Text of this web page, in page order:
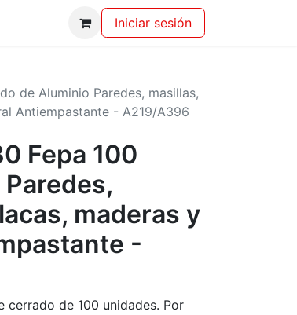
Iniciar sesión
de Aluminio Paredes, masillas,
Antiempastante - A219/A396
Fepa 100
maderas y
-
cerrado de 100 unidades. Por